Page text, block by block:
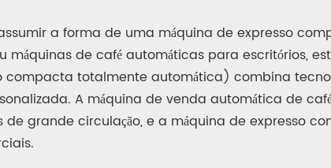
a forma de uma máquina de expresso
de café automáticas para escritórios,
totalmente automática) combina
A máquina de venda automática de
de grande circulação, e a máquina de expresso